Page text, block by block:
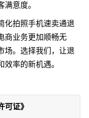
意度。
化拍照手机速卖通退
商业务更加顺畅无
场。选择我们，让退
率的新机遇。
可证》